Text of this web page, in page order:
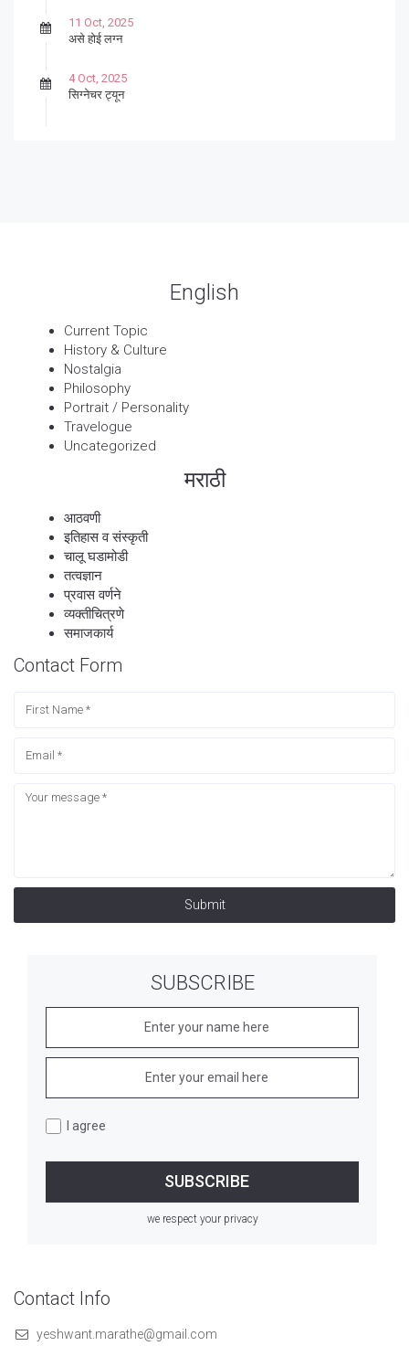
11 Oct, 2025
असे होई लग्न
4 Oct, 2025
सिग्नेचर ट्यून
English
Current Topic
History & Culture
Nostalgia
Philosophy
Portrait / Personality
Travelogue
Uncategorized
मराठी
आठवणी
इतिहास व संस्कृती
चालू घडामोडी
तत्वज्ञान
प्रवास वर्णने
व्यक्तीचित्रणे
समाजकार्य
Contact Form
Submit
SUBSCRIBE
I agree
we respect your privacy
Contact Info
yeshwant.marathe@gmail.com